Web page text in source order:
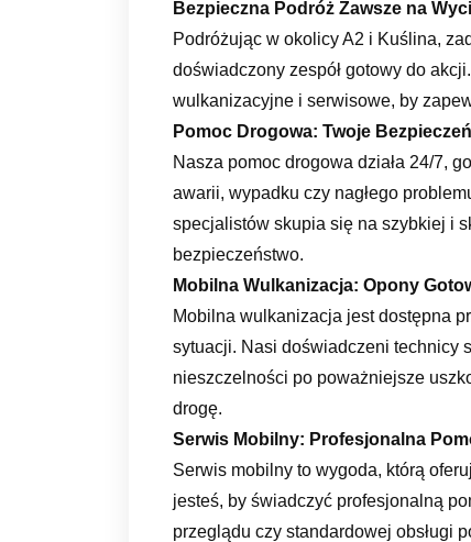
Bezpieczna Podróż Zawsze na
Podróżując w okolicy A2 i Kuślina,
doświadczony zespół gotowy do
wulkanizacyjne i serwisowe, by
Pomoc Drogowa: Twoje
Nasza pomoc drogowa działa 24/7,
awarii, wypadku czy nagłego
specjalistów skupia się na szybkiej i
bezpieczeństwo.
Mobilna Wulkanizacja: Opony
Mobilna wulkanizacja jest dostępna
sytuacji. Nasi doświadczeni technicy
nieszczelności po poważniejsze
drogę.
Serwis Mobilny: Profesjonalna
Serwis mobilny to wygoda, którą
jesteś, by świadczyć profesjonalną
przeglądu czy standardowej obsługi